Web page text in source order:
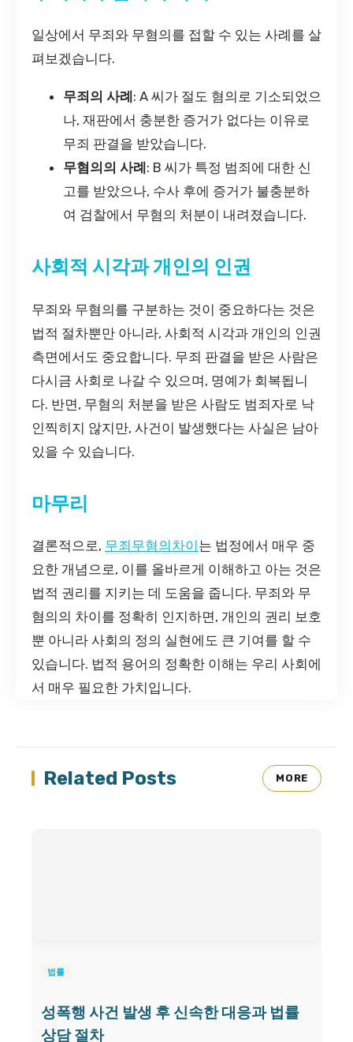
일상에서 무죄와 무혐의를 접할 수 있는 사례를 살
펴보겠습니다.
무죄의 사례: A 씨가 절도 혐의로 기소되었으
나, 재판에서 충분한 증거가 없다는 이유로
무죄 판결을 받았습니다.
무혐의의 사례: B 씨가 특정 범죄에 대한 신
고를 받았으나, 수사 후에 증거가 불충분하
여 검찰에서 무혐의 처분이 내려졌습니다.
사회적 시각과 개인의 인권
무죄와 무혐의를 구분하는 것이 중요하다는 것은
법적 절차뿐만 아니라, 사회적 시각과 개인의 인권
측면에서도 중요합니다. 무죄 판결을 받은 사람은
다시금 사회로 나갈 수 있으며, 명예가 회복됩니
다. 반면, 무혐의 처분을 받은 사람도 범죄자로 낙
인찍히지 않지만, 사건이 발생했다는 사실은 남아
있을 수 있습니다.
마무리
결론적으로, 무죄무혐의차이 는 법정에서 매우 중
요한 개념으로, 이를 올바르게 이해하고 아는 것은
법적 권리를 지키는 데 도움을 줍니다. 무죄와 무
혐의의 차이를 정확히 인지하면, 개인의 권리 보호
뿐 아니라 사회의 정의 실현에도 큰 기여를 할 수
있습니다. 법적 용어의 정확한 이해는 우리 사회에
서 매우 필요한 가치입니다.
Related Posts MORE
법률
성폭행 사건 발생 후 신속한 대응과 법률
상담 절차